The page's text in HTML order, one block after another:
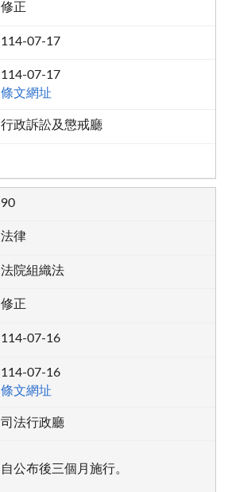
修正
114-07-17
114-07-17
條文網址
行政訴訟及懲戒廳
90
法律
法院組織法
修正
114-07-16
114-07-16
條文網址
司法行政廳
自公布後三個月施行。